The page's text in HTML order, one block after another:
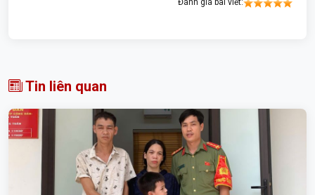
Đánh giá bài viết:
Tin liên quan